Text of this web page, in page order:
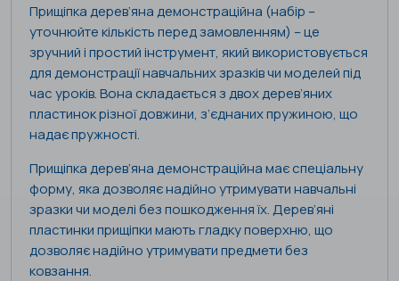
Прищіпка дерев’яна демонстраційна (набір –
уточнюйте кількість перед замовленням) – це
зручний і простий інструмент, який використовується
для демонстрації навчальних зразків чи моделей під
час уроків. Вона складається з двох дерев’яних
пластинок різної довжини, з’єднаних пружиною, що
надає пружності.
Прищіпка дерев’яна демонстраційна має спеціальну
форму, яка дозволяє надійно утримувати навчальні
зразки чи моделі без пошкодження їх. Дерев’яні
пластинки прищіпки мають гладку поверхню, що
дозволяє надійно утримувати предмети без
ковзання.